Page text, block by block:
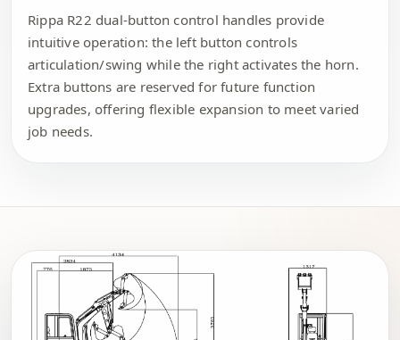
Rippa R22 dual-button control handles provide
intuitive operation: the left button controls
articulation/swing while the right activates the horn.
Extra buttons are reserved for future function
upgrades, offering flexible expansion to meet varied
job needs.